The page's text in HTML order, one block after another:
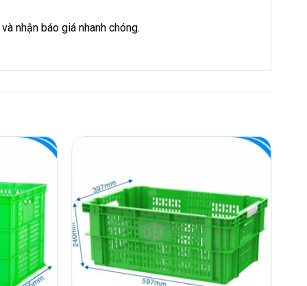
nhận báo giá nhanh chóng.